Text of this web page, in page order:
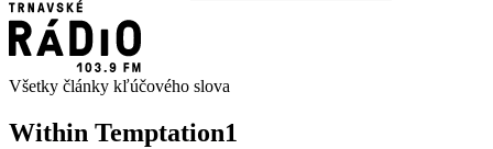
Všetky články kľúčového slova
Within Temptation1